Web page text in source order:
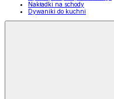
Nakładki na schody
Dywaniki do kuchni